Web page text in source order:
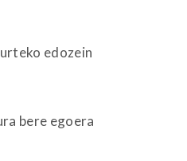
edozein
bere egoera